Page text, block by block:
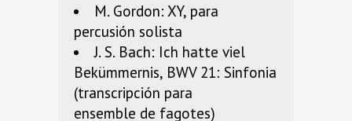
M. Gordon: XY, para
percusión solista
J. S. Bach: Ich hatte viel
Bekümmernis, BWV 21: Sinfonia
(transcripción para
ensemble de fagotes)